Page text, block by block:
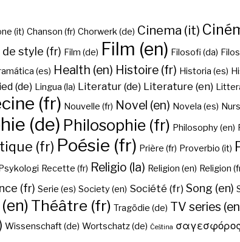
(it) Chanson (fr) Chorwerk (de) Cinema (it)
de style (fr) Film (de) Film (en) Filosofi (da)
(es) Health (en) Histoire (fr) Historia (es)
(de) Lingua (la) Literatur (de) Literature (en)
(fr) Nouvelle (fr) Novel (en) Novela (es)
(de) Philosophie (fr) Philosophy (en)
(fr) Poésie (fr) Prière (fr) Proverbio (it)
Recette (fr) Religio (la) Religion (en) Religion
(fr) Serie (es) Society (en) Société (fr) Song (en)
Théâtre (fr) Tragödie (de) TV series
Wissenschaft (de) Wortschatz (de) Čeština